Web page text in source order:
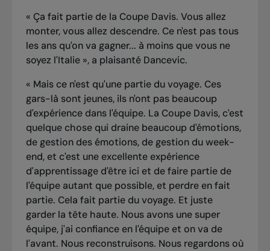
« Ça fait partie de la Coupe Davis. Vous allez
monter, vous allez descendre. Ce n'est pas tous
les ans qu'on va gagner... à moins que vous ne
soyez l'Italie », a plaisanté Dancevic.
« Mais ce n'est qu'une partie du voyage. Ces
gars-là sont jeunes, ils n'ont pas beaucoup
d'expérience dans l'équipe. La Coupe Davis, c'est
quelque chose qui draine beaucoup d'émotions,
de gestion des émotions, de gestion du week-
end, et c'est une excellente expérience
d'apprentissage d'être ici et de faire partie de
l'équipe autant que possible, et perdre en fait
partie. Cela fait partie du voyage. Et juste
garder la tête haute. Nous avons une super
équipe, j'ai confiance en l'équipe et on va de
l'avant. Nous reconstruisons. Nous regardons où